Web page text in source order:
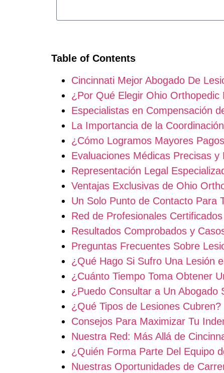
Table of Contents
Cincinnati Mejor Abogado De
¿Por Qué Elegir Ohio
Especialistas en Compensación
La Importancia de la
¿Cómo Logramos Mayores
Evaluaciones Médicas Precisas y
Representación Legal
Ventajas Exclusivas de Ohio
Un Solo Punto de Contacto Para
Red de Profesionales
Resultados Comprobados y
Preguntas Frecuentes Sobre
¿Qué Hago Si Sufro Una Lesión
¿Cuánto Tiempo Toma Obtener
¿Puedo Consultar a Un Abogado
¿Qué Tipos de Lesiones Cubren?
Consejos Para Maximizar Tu
Nuestra Red: Más Allá de
¿Quién Forma Parte Del Equipo
Nuestras Oportunidades de